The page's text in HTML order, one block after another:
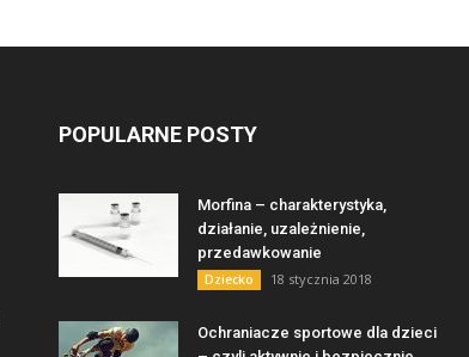
POPULARNE POSTY
Morfina – charakterystyka,
działanie, uzależnienie,
przedawkowanie
Dziecko 18 stycznia 2018
Ochraniacze sportowe dla dzieci